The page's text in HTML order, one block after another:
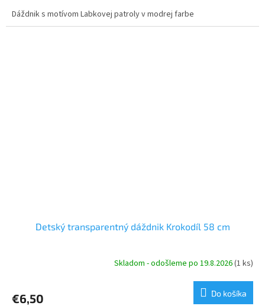
Dáždnik s motívom Labkovej patroly v modrej farbe
Detský transparentný dáždnik Krokodíl 58 cm
Skladom - odošleme po 19.8.2026(1 ks)
€6,50 Do košíka